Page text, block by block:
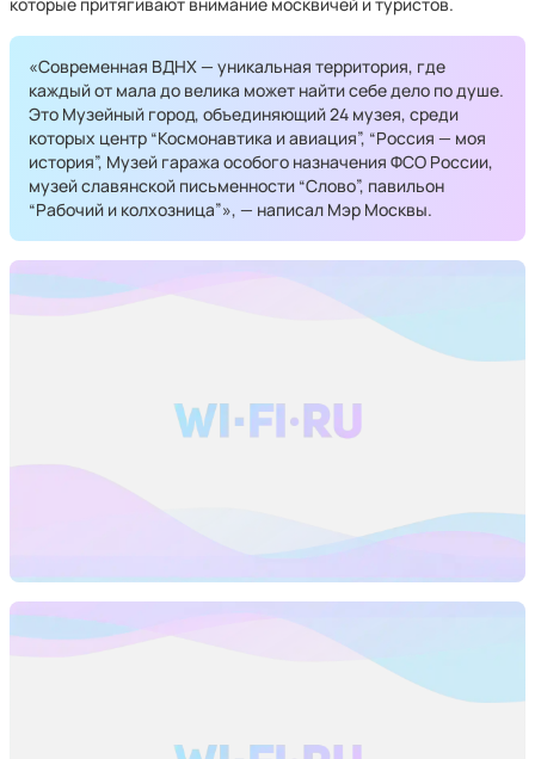
«Современная ВДНХ — уникальная территория, где
каждый от мала до велика может найти себе дело по душе.
Это Музейный город, объединяющий 24 музея, среди
которых центр “Космонавтика и авиация”, “Россия — моя
история”, Музей гаража особого назначения ФСО России,
музей славянской письменности “Слово”, павильон
“Рабочий и колхозница”», — написал Мэр Москвы.